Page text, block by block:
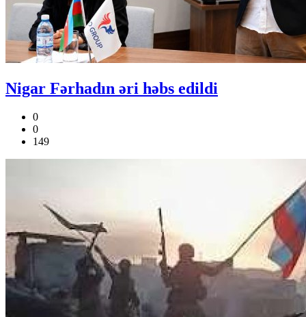
Nigar Fərhadın əri həbs edildi
0
0
149